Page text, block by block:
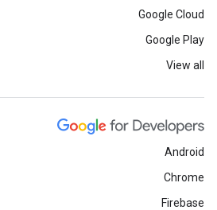
Google Cloud
Google Play
View all
Android
Chrome
Firebase